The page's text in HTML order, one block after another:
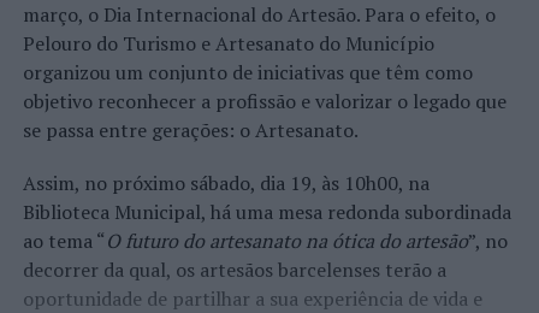
março, o Dia Internacional do Artesão. Para o efeito, o
Pelouro do Turismo e Artesanato do Município
organizou um conjunto de iniciativas que têm como
objetivo reconhecer a profissão e valorizar o legado que
se passa entre gerações: o Artesanato.
Assim, no próximo sábado, dia 19, às 10h00, na
Biblioteca Municipal, há uma mesa redonda subordinada
ao tema “O futuro do artesanato na ótica do artesão”, no
decorrer da qual, os artesãos barcelenses terão a
oportunidade de partilhar a sua experiência de vida e